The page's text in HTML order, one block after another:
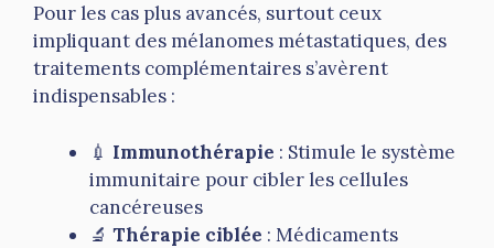
Pour les cas plus avancés, surtout ceux
impliquant des mélanomes métastatiques, des
traitements complémentaires s’avèrent
indispensables :
💉 Immunothérapie : Stimule le système
immunitaire pour cibler les cellules
cancéreuses
🔬 Thérapie ciblée : Médicaments